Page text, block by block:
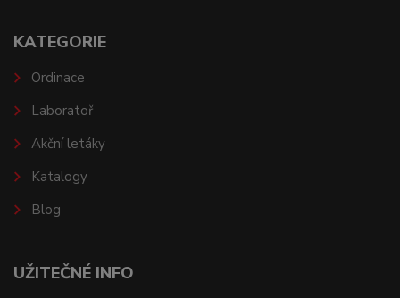
KATEGORIE
Ordinace
Laboratoř
Akční letáky
Katalogy
Blog
UŽITEČNÉ INFO